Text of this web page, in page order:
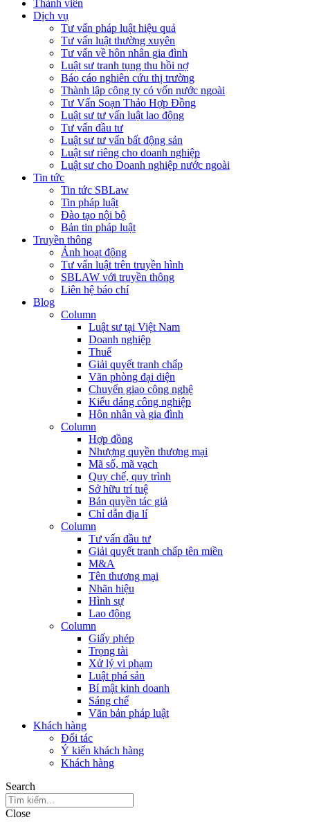
Thành viên
Dịch vụ
Tư vấn pháp luật hiệu quả
Tư vấn luật thường xuyên
Tư vấn về hôn nhân gia đình
Luật sư tranh tụng thu hồi nợ
Báo cáo nghiên cứu thị trường
Thành lập công ty có vốn nước ngoài
Tư Vấn Soạn Thảo Hợp Đồng
Luật sư tư vấn luật lao động
Tư vấn đầu tư
Luật sư tư vấn bất động sản
Luật sư riêng cho doanh nghiệp
Luật sư cho Doanh nghiệp nước ngoài
Tin tức
Tin tức SBLaw
Tin pháp luật
Đào tạo nội bộ
Bản tin pháp luật
Truyền thông
Ảnh hoạt động
Tư vấn luật trên truyền hình
SBLAW với truyền thông
Liên hệ báo chí
Blog
Column
Luật sư tại Việt Nam
Doanh nghiệp
Thuế
Giải quyết tranh chấp
Văn phòng đại diện
Chuyển giao công nghệ
Kiểu dáng công nghiệp
Hôn nhân và gia đình
Column
Hợp đồng
Nhượng quyền thương mại
Mã số, mã vạch
Quy chế, quy trình
Sở hữu trí tuệ
Bản quyền tác giả
Chỉ dẫn địa lí
Column
Tư vấn đầu tư
Giải quyết tranh chấp tên miền
M&A
Tên thương mại
Nhãn hiệu
Hình sự
Lao động
Column
Giấy phép
Trọng tài
Xử lý vi phạm
Luật phá sản
Bí mật kinh doanh
Sáng chế
Văn bản pháp luật
Khách hàng
Đối tác
Ý kiến khách hàng
Khách hàng
Search
Close